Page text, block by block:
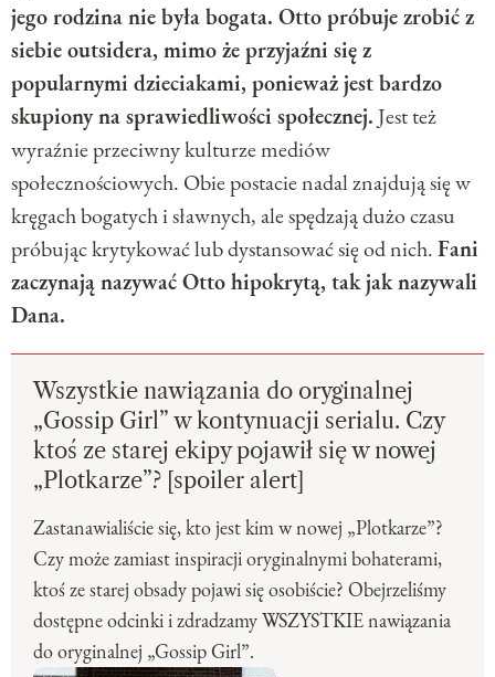
jego rodzina nie była bogata. Otto próbuje zrobić z
siebie outsidera, mimo że przyjaźni się z
popularnymi dzieciakami, ponieważ jest bardzo
skupiony na sprawiedliwości społecznej.Jest też
wyraźnie przeciwny kulturze mediów
społecznościowych. Obie postacie nadal znajdują się w
kręgach bogatych i sławnych, ale spędzają dużo czasu
próbując krytykować lub dystansować się od nich.Fani
zaczynają nazywać Otto hipokrytą, tak jak nazywali
Dana.
Wszystkie nawiązania do oryginalnej
„Gossip Girl” w kontynuacji serialu. Czy
ktoś ze starej ekipy pojawił się w nowej
„Plotkarze”? [spoiler alert]
Zastanawialiście się, kto jest kim w nowej „Plotkarze”?
Czy może zamiast inspiracji oryginalnymi bohaterami,
ktoś ze starej obsady pojawi się osobiście? Obejrzeliśmy
dostępne odcinki i zdradzamy WSZYSTKIE nawiązania
do oryginalnej „Gossip Girl”.